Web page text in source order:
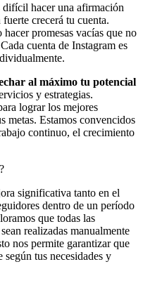
difícil hacer una afirmación
crecerá tu cuenta.
hacer promesas vacías que no
cuenta de Instagram es
al máximo tu potencial
y estrategias.
lograr los mejores
metas. Estamos convencidos
continuo, el crecimiento
significativa tanto en el
dentro de un período
que todas las
realizadas manualmente
nos permite garantizar que
según tus necesidades y